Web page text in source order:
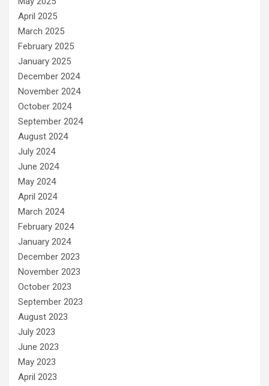
April 2025
March 2025
February 2025
January 2025
December 2024
November 2024
October 2024
September 2024
August 2024
July 2024
June 2024
May 2024
April 2024
March 2024
February 2024
January 2024
December 2023
November 2023
October 2023
September 2023
August 2023
July 2023
June 2023
May 2023
April 2023